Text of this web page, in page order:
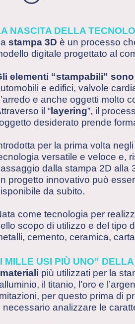
NASCITA DELLA
stampa 3D è un processo
digitale progettato al
elementi “stampabili”
e edifici, valvole
e anche oggetti molto
il “layering”, il
desiderato prende
per la prima volta
versatile e veloce e,
dalla stampa 2D alla
progetto innovativo può
da subito.
come tecnologia per
scopo di utilizzo e del tipo
cemento, ceramica,
MILLE USI PIÙ UNO”
materiali più utilizzati per la
il titanio, l’oro e
per questo prima di
necessario analizzare le